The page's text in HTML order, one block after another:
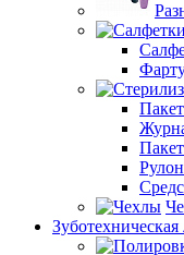
Зуботехническая